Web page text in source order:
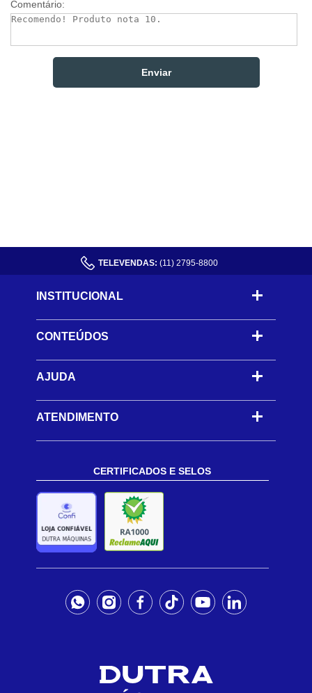
Comentário:
TELEVENDAS: (11) 2795-8800
INSTITUCIONAL
CONTEÚDOS -
AJUDA -
ATENDIMENTO
CERTIFICADOS E SELOS